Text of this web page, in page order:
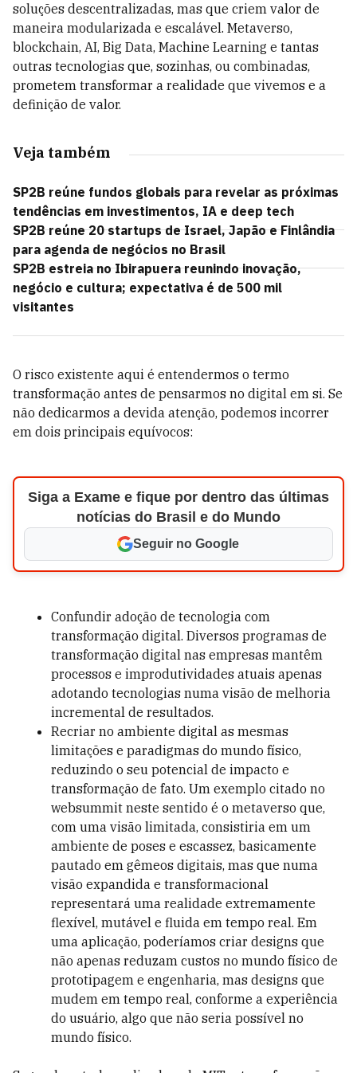
soluções descentralizadas, mas que criem valor de
maneira modularizada e escalável. Metaverso,
blockchain, AI, Big Data, Machine Learning e tantas
outras tecnologias que, sozinhas, ou combinadas,
prometem transformar a realidade que vivemos e a
definição de valor.
Veja também
SP2B reúne fundos globais para revelar as próximas
tendências em investimentos, IA e deep tech
SP2B reúne 20 startups de Israel, Japão e Finlândia
para agenda de negócios no Brasil
SP2B estreia no Ibirapuera reunindo inovação,
negócio e cultura; expectativa é de 500 mil
visitantes
O risco existente aqui é entendermos o termo
transformação antes de pensarmos no digital em si. Se
não dedicarmos a devida atenção, podemos incorrer
em dois principais equívocos:
Siga a Exame e fique por dentro das últimas
notícias do Brasil e do Mundo
Seguir no Google
Confundir adoção de tecnologia com
transformação digital. Diversos programas de
transformação digital nas empresas mantêm
processos e improdutividades atuais apenas
adotando tecnologias numa visão de melhoria
incremental de resultados.
Recriar no ambiente digital as mesmas
limitações e paradigmas do mundo físico,
reduzindo o seu potencial de impacto e
transformação de fato. Um exemplo citado no
websummit neste sentido é o metaverso que,
com uma visão limitada, consistiria em um
ambiente de poses e escassez, basicamente
pautado em gêmeos digitais, mas que numa
visão expandida e transformacional
representará uma realidade extremamente
flexível, mutável e fluida em tempo real. Em
uma aplicação, poderíamos criar designs que
não apenas reduzam custos no mundo físico de
prototipagem e engenharia, mas designs que
mudem em tempo real, conforme a experiência
do usuário, algo que não seria possível no
mundo físico.